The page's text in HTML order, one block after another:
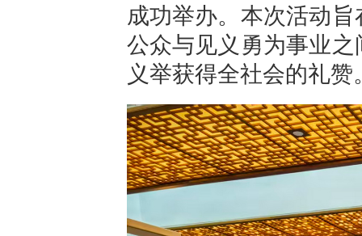
成功举办。本次活动
公众与见义勇为事业
义举获得全社会的礼赞